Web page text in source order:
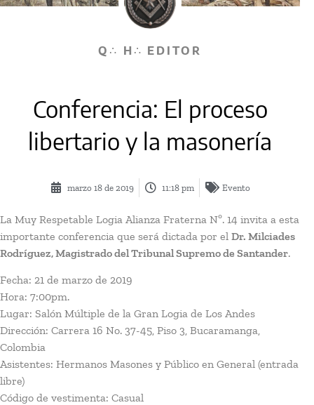
Q∴ H∴ EDITOR
Conferencia: El proceso
libertario y la masonería
marzo 18 de 2019 11:18 pm Evento
La Muy Respetable Logia Alianza Fraterna Nº. 14 invita a esta
importante conferencia que será dictada por el Dr. Milciades
Rodríguez, Magistrado del Tribunal Supremo de Santander.
Fecha: 21 de marzo de 2019
Hora: 7:00pm.
Lugar: Salón Múltiple de la Gran Logia de Los Andes
Dirección: Carrera 16 No. 37-45, Piso 3, Bucaramanga,
Colombia
Asistentes: Hermanos Masones y Público en General (entrada
libre)
Código de vestimenta: Casual